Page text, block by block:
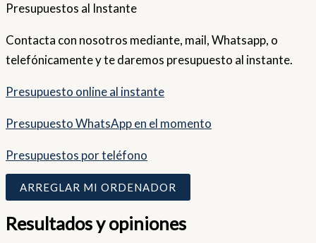
Presupuestos al Instante
Contacta con nosotros mediante, mail, Whatsapp, o
telefónicamente y te daremos presupuesto al instante.
Presupuesto online al instante
Presupuesto WhatsApp en el momento
Presupuestos por teléfono
ARREGLAR MI ORDENADOR
Resultados y opiniones